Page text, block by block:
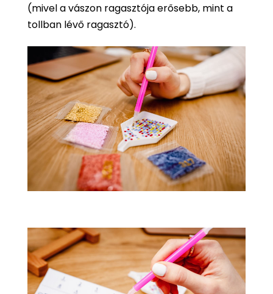
(mivel a vászon ragasztója erősebb, mint a
tollban lévő ragasztó).